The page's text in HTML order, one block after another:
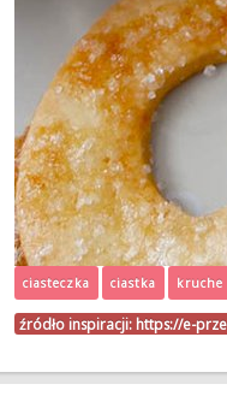
ciasteczka ciastka kruche
źródło inspiracji: https://e-